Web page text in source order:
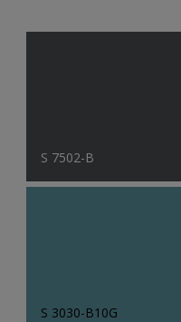
S 7502-B
S 3030-B10G